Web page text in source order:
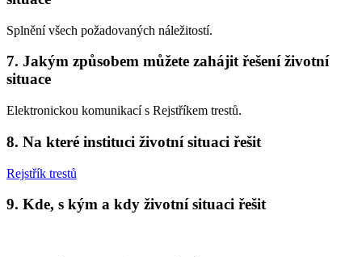
Splnění všech požadovaných náležitostí.
7. Jakým způsobem můžete zahájit řešení životní
situace
Elektronickou komunikací s Rejstříkem trestů.
8. Na které instituci životní situaci řešit
Rejstřík trestů
9. Kde, s kým a kdy životní situaci řešit